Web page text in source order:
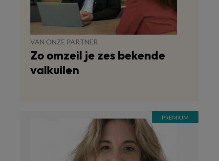
VAN ONZE PARTNER
Zo omzeil je zes bekende
valkuilen